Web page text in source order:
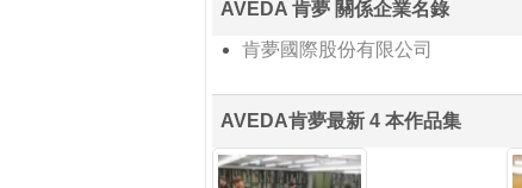
AVEDA 肯夢 關係企業名錄
肯夢國際股份有限公司
AVEDA肯夢最新 4 本作品集